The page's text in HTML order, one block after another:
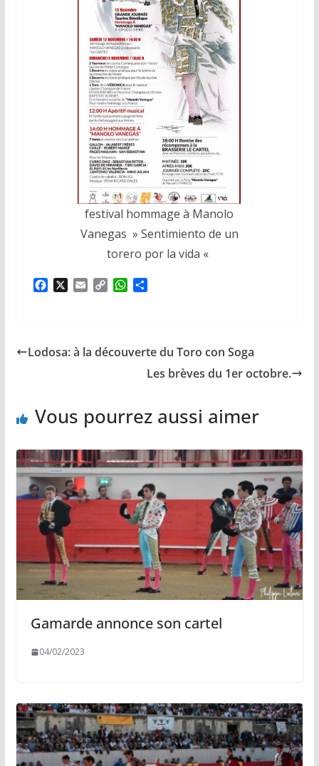
festival hommage à Manolo
Vanegas » Sentimiento de un
torero por la vida «
F
o
X
E
C
i
W
A
P
g
e
Lodosa: à la découverte du Toro con Soga
Les brèves du 1er octobre.
Vous pourrez aussi aimer
Gamarde annonce son cartel
04/02/2023